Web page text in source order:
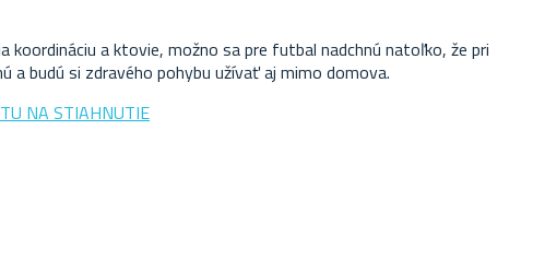
koordináciu a ktovie, možno sa pre futbal nadchnú natoľko, že pri
budú si zdravého pohybu užívať aj mimo domova.
NA STIAHNUTIE